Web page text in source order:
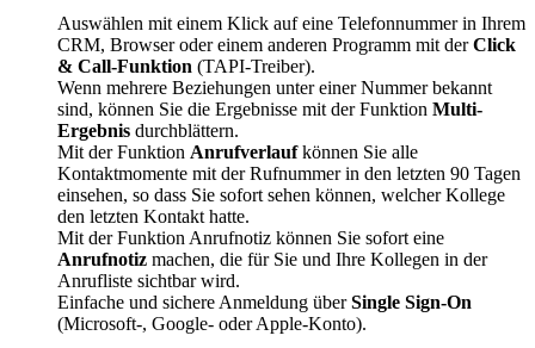
Auswählen mit einem Klick auf eine Telefonnummer in Ihrem
CRM, Browser oder einem anderen Programm mit derClick
& Call-Funktion (TAPI-Treiber).
Wenn mehrere Beziehungen unter einer Nummer bekannt
sind, können Sie die Ergebnisse mit der Funktion Multi-
Ergebnis durchblättern.
Mit der Funktion Anrufverlaufkönnen Sie alle
Kontaktmomente mit der Rufnummer in den letzten 90 Tagen
einsehen, so dass Sie sofort sehen können, welcher Kollege
den letzten Kontakt hatte.
Mit der Funktion Anrufnotiz können Sie sofort eine
Anrufnotiz machen, die für Sie und Ihre Kollegen in der
Anrufliste sichtbar wird.
Einfache und sichere Anmeldung überSingle Sign-On
(Microsoft-, Google- oder Apple-Konto).